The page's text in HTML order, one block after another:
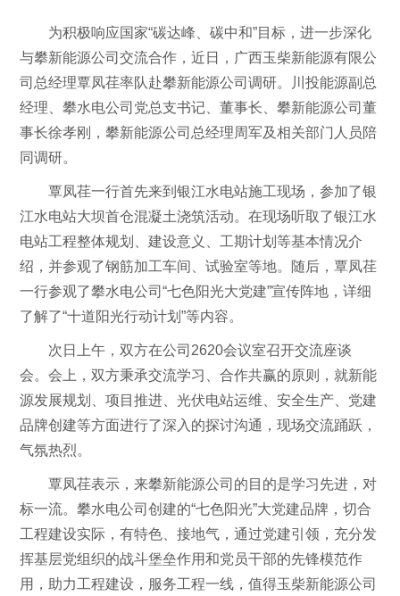
为积极响应国家“碳达峰、碳中和”目标，进一步深化
与攀新能源公司交流合作，近日，广西玉柴新能源有限公
司总经理覃凤荏率队赴攀新能源公司调研。川投能源副总
经理、攀水电公司党总支书记、董事长、攀新能源公司董
事长徐孝刚，攀新能源公司总经理周军及相关部门人员陪
同调研。
覃凤荏一行首先来到银江水电站施工现场，参加了银
江水电站大坝首仓混凝土浇筑活动。在现场听取了银江水
电站工程整体规划、建设意义、工期计划等基本情况介
绍，并参观了钢筋加工车间、试验室等地。随后，覃凤荏
一行参观了攀水电公司“七色阳光大党建”宣传阵地，详细
了解了“十道阳光行动计划”等内容。
次日上午，双方在公司2620会议室召开交流座谈
会。会上，双方秉承交流学习、合作共赢的原则，就新能
源发展规划、项目推进、光伏电站运维、安全生产、党建
品牌创建等方面进行了深入的探讨沟通，现场交流踊跃，
气氛热烈。
覃凤荏表示，来攀新能源公司的目的是学习先进，对
标一流。攀水电公司创建的“七色阳光”大党建品牌，切合
工程建设实际，有特色、接地气，通过党建引领，充分发
挥基层党组织的战斗堡垒作用和党员干部的先锋模范作
用，助力工程建设，服务工程一线，值得玉柴新能源公司